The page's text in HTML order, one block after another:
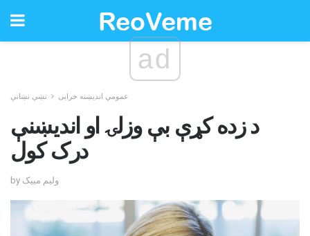
ad
عمومي اندیښنه خرابی نښې نښانې
د زده کړې بې وزلۍ او اندیښنې
درک کول
by ولیم مییک